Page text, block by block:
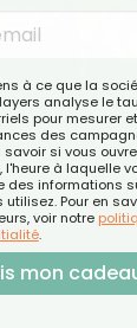
à ce que la
analyse le
pour mesurer
des
savoir si vous
l'heure à laquelle
des informations
utilisez. Pour en
voir notre
.
mon